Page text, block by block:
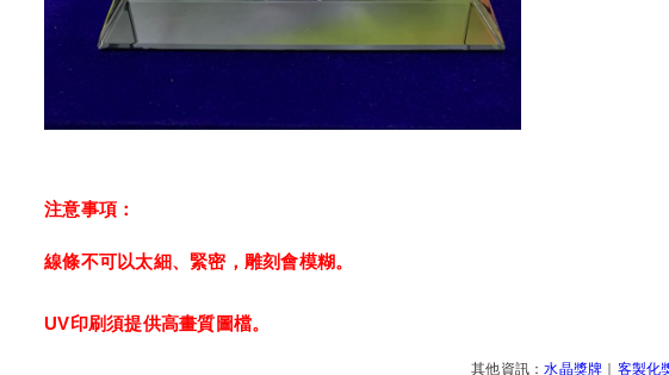
注意事項：
線條不可以太細、緊密，雕刻會模糊。
UV印刷須提供高畫質圖檔。
其他資訊：水晶獎牌 客製化